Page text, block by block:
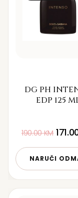
DG PH
EDP 125
190.00KM
NARUČI